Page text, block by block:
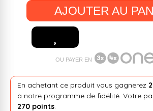
AJOUTER AU
OU PAYER EN
En achetant ce produit vous gagnerez
à notre programme de fidélité. Votre
270 points.